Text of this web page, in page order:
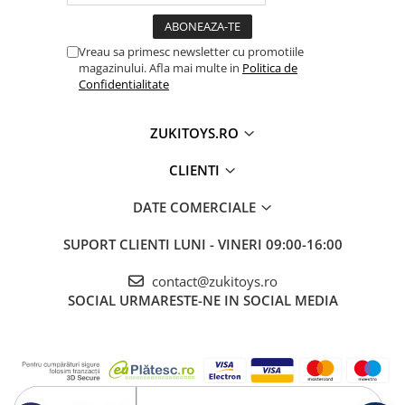
dezvoltare motrică și senzorială
🎯 Ideal pentru:
• Activități recreative în interior și exterior
• Dezvoltarea echilibrului și coordonării motorii
• Cadouri interactive și educative pentru băieți și
Vreau sa primesc newsletter cu promotiile
magazinului. Afla mai multe in Politica de
Confidentialitate
ZUKITOYS.RO
CLIENTI
DATE COMERCIALE
SUPORT CLIENTI LUNI - VINERI 09:00-16:00
contact@zukitoys.ro
SOCIAL URMARESTE-NE IN SOCIAL MEDIA